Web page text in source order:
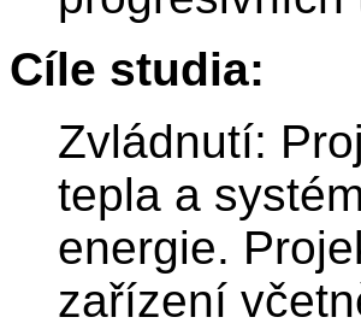
Cíle studia:
Zvládnutí:
tepla a
energie.
zařízení